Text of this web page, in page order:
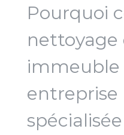
Pourquoi
nettoyage
immeuble
entreprise